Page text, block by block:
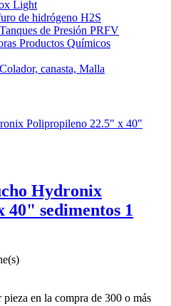
Light
de hidrógeno H2S
de Presión PRFV
Productos Químicos
canasta, Malla
Hydronix
sedimentos 1
en la compra de 300 o más